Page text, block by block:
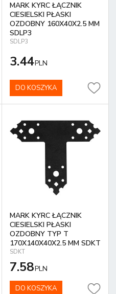
MARK KYRC ŁĄCZNIK
CIESIELSKI PŁASKI
OZDOBNY 160X40X2.5 MM
SDLP3
SDLP3
3.44PLN
DO KOSZYKA
MARK KYRC ŁĄCZNIK
CIESIELSKI PŁASKI
OZDOBNY TYP T
170X140X40X2.5 MM SDKT
SDKT
7.58PLN
DO KOSZYKA